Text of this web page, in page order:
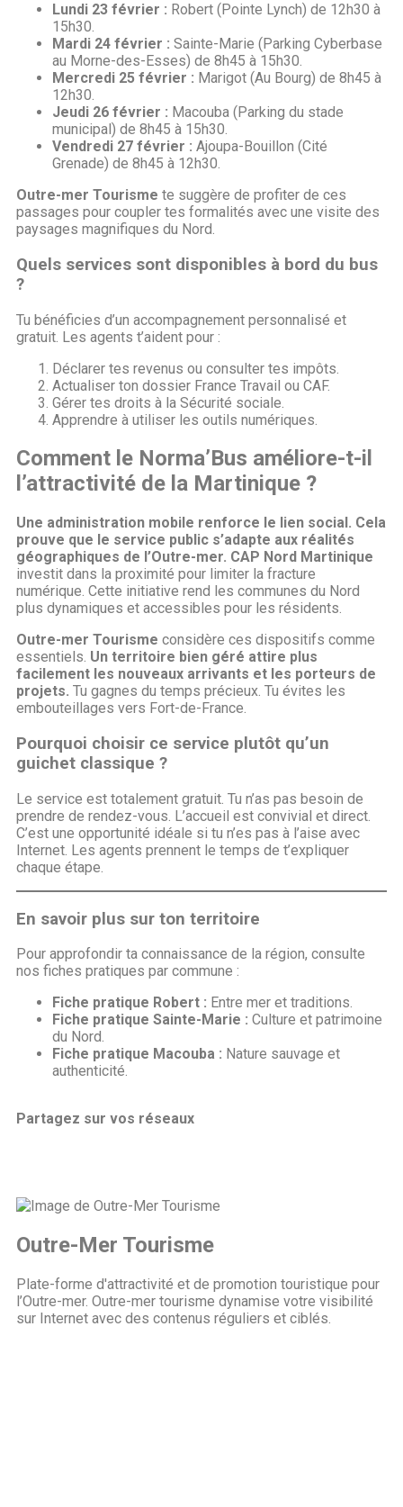
Lundi 23 février : Robert (Pointe Lynch) de 12h30 à
15h30.
Mardi 24 février : Sainte-Marie (Parking Cyberbase
au Morne-des-Esses) de 8h45 à 15h30.
Mercredi 25 février : Marigot (Au Bourg) de 8h45 à
12h30.
Jeudi 26 février : Macouba (Parking du stade
municipal) de 8h45 à 15h30.
Vendredi 27 février : Ajoupa-Bouillon (Cité
Grenade) de 8h45 à 12h30.
Outre-mer Tourisme te suggère de profiter de ces
passages pour coupler tes formalités avec une visite des
paysages magnifiques du Nord.
Quels services sont disponibles à bord du bus
?
Tu bénéficies d’un accompagnement personnalisé et
gratuit. Les agents t’aident pour :
Déclarer tes revenus ou consulter tes impôts.
Actualiser ton dossier France Travail ou CAF.
Gérer tes droits à la Sécurité sociale.
Apprendre à utiliser les outils numériques.
Comment le Norma’Bus améliore-t-il
l’attractivité de la Martinique ?
Une administration mobile renforce le lien social. Cela
prouve que le service public s’adapte aux réalités
géographiques de l’Outre-mer. CAP Nord Martinique
investit dans la proximité pour limiter la fracture
numérique. Cette initiative rend les communes du Nord
plus dynamiques et accessibles pour les résidents.
Outre-mer Tourisme considère ces dispositifs comme
essentiels. Un territoire bien géré attire plus
facilement les nouveaux arrivants et les porteurs de
projets. Tu gagnes du temps précieux. Tu évites les
embouteillages vers Fort-de-France.
Pourquoi choisir ce service plutôt qu’un
guichet classique ?
Le service est totalement gratuit. Tu n’as pas besoin de
prendre de rendez-vous. L’accueil est convivial et direct.
C’est une opportunité idéale si tu n’es pas à l’aise avec
Internet. Les agents prennent le temps de t’expliquer
chaque étape.
En savoir plus sur ton territoire
Pour approfondir ta connaissance de la région, consulte
nos fiches pratiques par commune :
Fiche pratique Robert : Entre mer et traditions.
Fiche pratique Sainte-Marie : Culture et patrimoine
du Nord.
Fiche pratique Macouba : Nature sauvage et
authenticité.
Partagez sur vos réseaux
Outre-Mer Tourisme
Plate-forme d'attractivité et de promotion touristique pour
l’Outre-mer. Outre-mer tourisme dynamise votre visibilité
sur Internet avec des contenus réguliers et ciblés.